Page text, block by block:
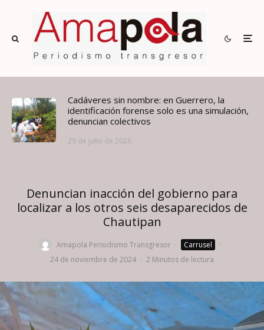
Cadáveres sin nombre: en Guerrero, la
identificación forense solo es una simulación,
denuncian colectivos
29 de julio de 2026
Denuncian inacción del gobierno para
localizar a los otros seis desaparecidos de
Chautipan
Amapola Periodismo Transgresor · Carrusel
·
24 de noviembre de 2024 · 2 Minutos de lectura